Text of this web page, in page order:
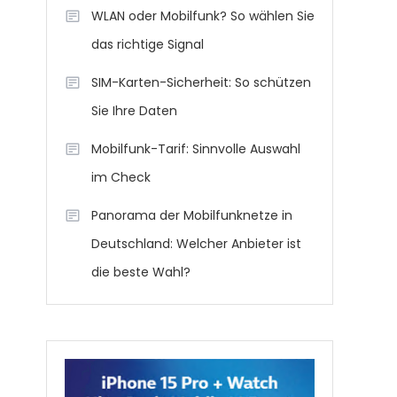
WLAN oder Mobilfunk? So wählen Sie
das richtige Signal
SIM-Karten-Sicherheit: So schützen
Sie Ihre Daten
Mobilfunk-Tarif: Sinnvolle Auswahl
im Check
Panorama der Mobilfunknetze in
Deutschland: Welcher Anbieter ist
die beste Wahl?